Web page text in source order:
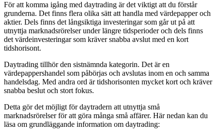
För att komma igång med daytrading är det viktigt att du förstår
grunderna. Det finns flera olika sätt att handla med värdepapper och
aktier. Dels finns det långsiktiga investeringar som går ut på att
utnyttja marknadsrörelser under längre tidsperioder och dels finns
det värdeinvesteringar som kräver snabba avslut med en kort
tidshorisont.
Daytrading tillhör den sistnämnda kategorin. Det är en
värdepappershandel som påbörjas och avslutas inom en och samma
handelsdag. Med andra ord är tidshorisonten mycket kort och kräver
snabba beslut och stort fokus.
Detta gör det möjligt för daytradern att utnyttja små
marknadsrörelser för att göra många små affärer. Här nedan kan du
läsa om grundläggande information om daytrading: